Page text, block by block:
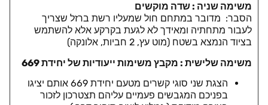
משימה שניה : שדה מוקשים
הסבר: מדובר במתחם חול שמעליו רשת ברזל שצריך
לעבור מתחתיה ומאידך לא לגעת בקרקע אלא להשתמש
בציוד הנמצא בשטח (מוט עץ, 2 חביות, אלונקה)
משימה שלישית : מקבץ משימות ייעודיות של יחידת 669
הצגת שני סוגי קשרים מטעם יחידת 669 אותם יציגו
בפניכם המגבשים פעמיים עליהם תצטרכון לזכור